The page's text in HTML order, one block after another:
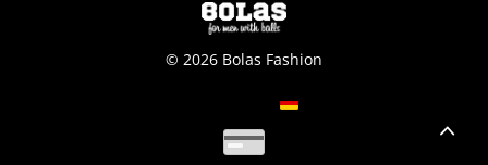
© 2026 Bolas Fashion